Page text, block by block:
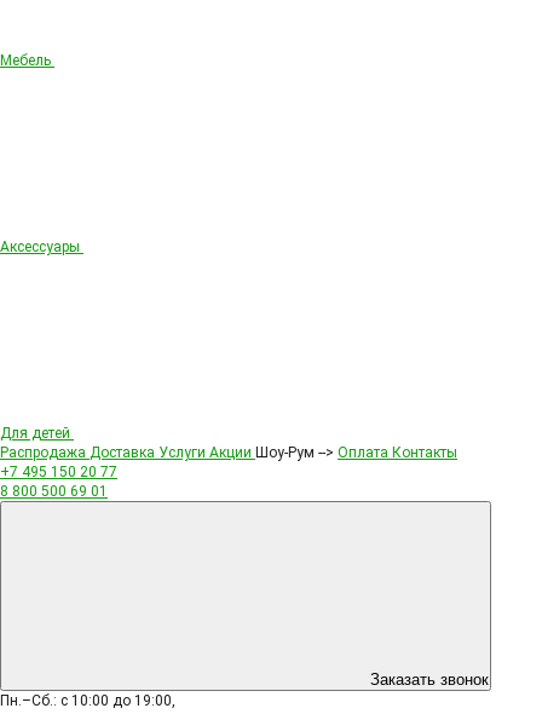
Мебель
Аксессуары
Для детей
Распродажа Доставка Услуги Акции Шоу-Рум --> Оплата Контакты
+7 495 150 20 77
8 800 500 69 01
Заказать звонок
Пн.–Сб.: с 10:00 до 19:00,